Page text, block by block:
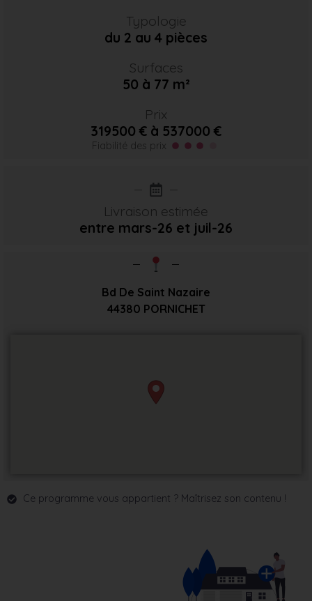
Typologie
du 2 au 4 pièces
Surfaces
50 à 77 m²
Prix
319500 € à 537000 €
Fiabilité des prix
Livraison estimée
entre mars-26 et juil-26
Bd De Saint Nazaire
44380 PORNICHET
Ce programme vous appartient ? Maîtrisez son contenu !